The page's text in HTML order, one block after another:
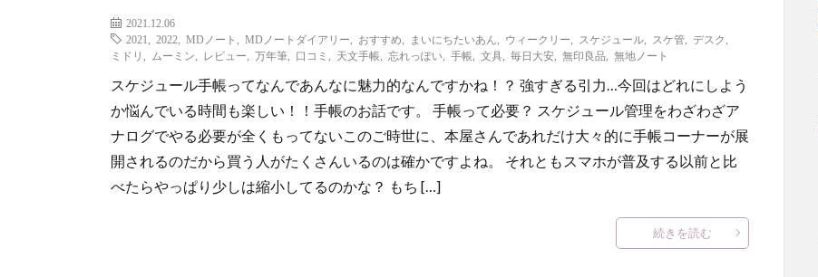
2021.12.06
2021
2022 MDノート MDノートダイアリー おすすめ まいにちたいあん ウィークリー スケジュール スケ管 デスク
ミドリ
ムーミン レビュー 万年筆 口コミ 天文手帳 忘れっぽい 手帳 文具 毎日大安 無印良品 無地ノート
スケジュール手帳ってなんであんなに魅力的なんですかね！？ 強すぎる引力…今回はどれにしよう
か悩んでいる時間も楽しい！！手帳のお話です。 手帳って必要？ スケジュール管理をわざわざア
ナログでやる必要が全くもってないこのご時世に、本屋さんであれだけ大々的に手帳コーナーが展
開されるのだから買う人がたくさんいるのは確かですよね。 それともスマホが普及する以前と比
べたらやっぱり少しは縮小してるのかな？ もち […]
続きを読む